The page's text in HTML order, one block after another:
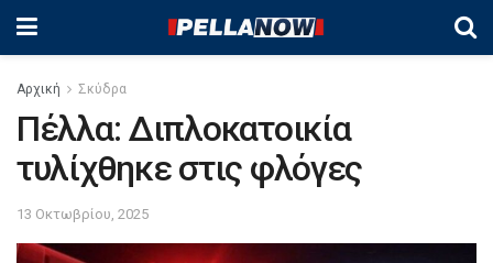
Αρχική Σκύδρα
Πέλλα: Διπλοκατοικία
τυλίχθηκε στις φλόγες
13 Οκτωβρίου, 2025